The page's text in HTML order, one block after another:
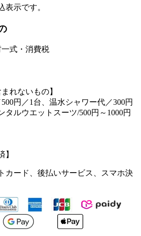
示です。
式・消費税
まれないもの】
円／1台、温水シャワー代／300円
タルウエットスーツ/500円～1000円
】
カード、後払いサービス、スマホ決